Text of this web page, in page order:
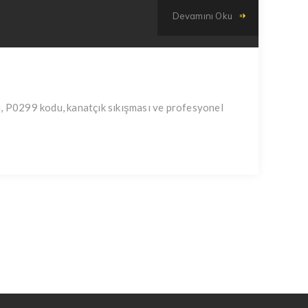
Devamını Oku
kodu, kanatçık sıkışması ve profesyonel